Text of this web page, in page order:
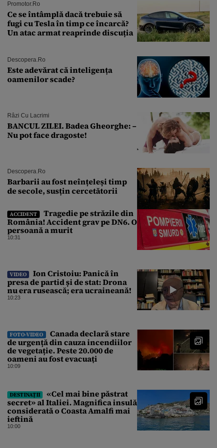
Promotor.ro
Ce se întâmplă dacă trebuie să
fugi cu Tesla în timp ce încarcă?
Un atac armat reaprinde discuția
Descopera.ro
Este adevărat că inteligența
oamenilor scade?
Râzi Cu Lacrimi
BANCUL ZILEI. Badea Gheorghe: –
Nu pot face dragoste!
Descopera.ro
Barbarii au fost neînțeleși timp
de secole, susțin cercetătorii
ACCIDENT
Tragedie pe străzile din
România! Accident grav pe DN6. O
persoană a murit
10:31
VIDEO
Ion Cristoiu: Panică în
presa de partid și de stat: Drona
nu era rusească; era ucraineană!
10:23
FOTO-VIDEO
Canada declară stare
de urgență din cauza incendiilor
de vegetație. Peste 20.000 de
oameni au fost evacuați
10:09
DESTINAȚII
«Cel mai bine păstrat
secret» al Italiei. Magnifica insulă
considerată o Coasta Amalfi mai
ieftină
10:00